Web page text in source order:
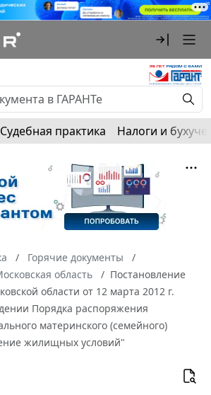
Судебная практика Налоги и
Горячие документы
область
Постановление
области от 12 марта 2012 г.
Порядка распоряжения
материнского (семейного)
жилищных условий"